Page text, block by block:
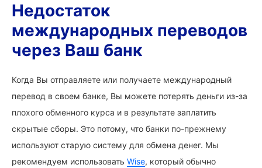
Недостаток
международных переводов
через Ваш банк
Когда Вы отправляете или получаете международный
перевод в своем банке, Вы можете потерять деньги из-за
плохого обменного курса и в результате заплатить
скрытые сборы. Это потому, что банки по-прежнему
используют старую систему для обмена денег. Мы
рекомендуем использовать Wise, который обычно